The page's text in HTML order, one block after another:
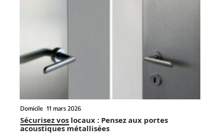
Domicile 11 mars 2026
Sécurisez vos locaux : Pensez aux portes
acoustiques métallisées